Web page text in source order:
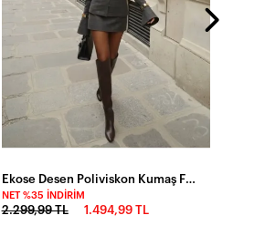
Ekose Desen Poliviskon Kumaş Fermuarlı Tasarım Takım
NET %35 İNDIRIM
2.299,99 TL 1.494,99 TL